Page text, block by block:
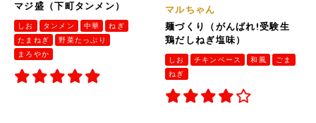
マジ盛（下町タンメン）
しお タンメン 中華
ねぎ
たまねぎ
野菜たっぷり
まろやか
マルちゃん
麺づくり（がんばれ!受験生
鶏だしねぎ塩味）
しお チキンベース 和風
ごま
ねぎ